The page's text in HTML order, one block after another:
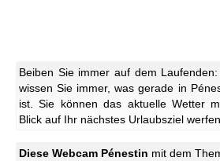
Beiben Sie immer auf dem
wissen Sie immer, was gerade in
ist. Sie können das aktuelle Wetter
Blick auf Ihr nächstes Urlaubsziel
Diese Webcam Pénestin mit dem